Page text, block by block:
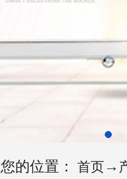
您的位置： 首页 →